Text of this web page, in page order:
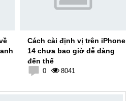
Cách cài định vị trên iPhone
14 chưa bao giờ dễ dàng
đến thế
0 8041